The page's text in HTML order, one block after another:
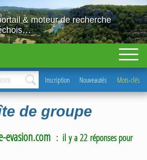
& moteur de recherche
Inscription Nouveautés Mots-clés
de groupe
evasion.com : il y a 22 réponses pour